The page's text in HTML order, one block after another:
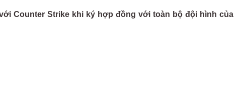
Counter Strike khi ký hợp đồng với toàn bộ đội hình của